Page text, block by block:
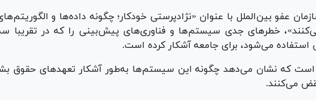
سازمان عفو بین‌الملل با عنوان «نژادپرستی خودکار؛ چگونه داده‌ها و
خطر‌های جدی سیستم‌ها و فناوری‌های پیش‌بینی را که در تقریبا
استفاده می‌شود، برای جامعه آشکار کرده است.
که نشان می‌دهد چگونه این سیستم‌ها به‌طور آشکار تعهدهای حقوق
می‌کنند.